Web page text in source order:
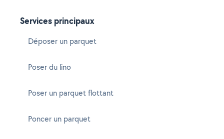
Services principaux
Déposer un parquet
Poser du lino
Poser un parquet flottant
Poncer un parquet